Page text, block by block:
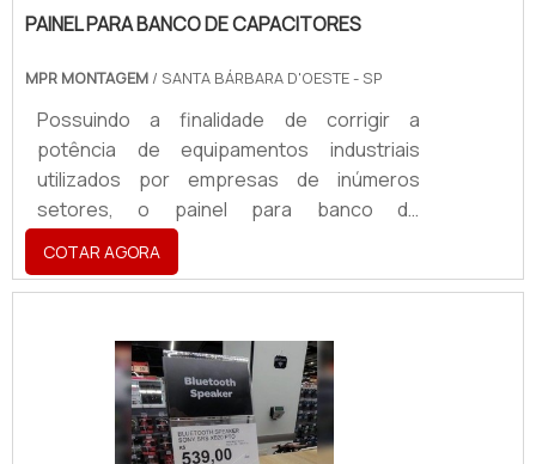
PAINEL PARA BANCO DE CAPACITORES
MPR MONTAGEM / SANTA BÁRBARA D'OESTE - SP
Possuindo a finalidade de corrigir a
potência de equipamentos industriais
utilizados por empresas de inúmeros
setores, o painel para banco de
capacitores ajuda a trazer economia nos
procedimentos por ajudar no melhor
aproveitamento da potência. Há três
Tipo semiautomático; Tipo automático;
Tipo fixo.Trata-se de um equipamento que
é muito requisitado por oferecer diversos
benefícios nos procedimentos
COTAR AGORA